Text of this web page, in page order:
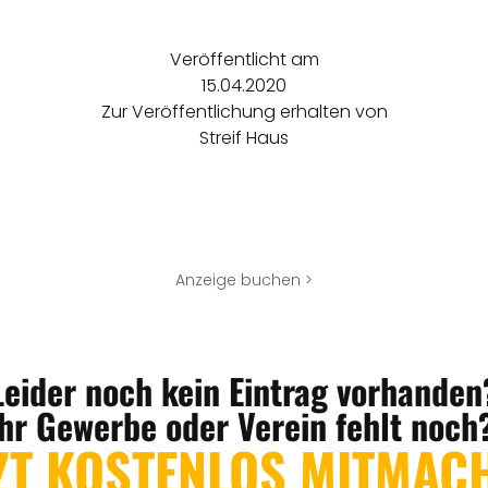
Veröffentlicht am
15.04.2020
Zur Veröffentlichung erhalten von
Streif Haus
Anzeige buchen >
noch kein Eintrag
Gewerbe oder Verein fehlt
KOSTENLOS